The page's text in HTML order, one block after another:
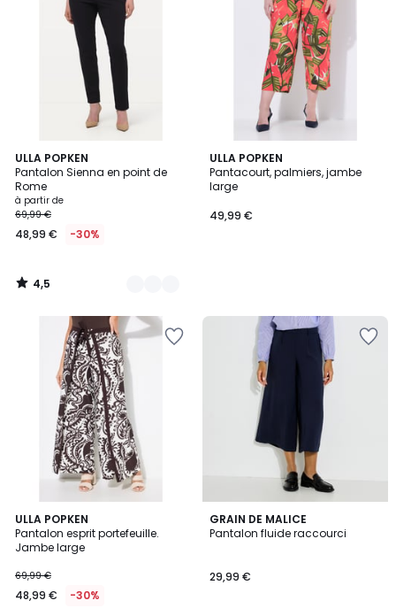
ULLA POPKEN
Pantalon Sienna en point de
Rome
à partir de
69,99 €
48,99 € -30%
4,5
/ 5
8
Couleurs
4,5
/
ULLA POPKEN
Pantacourt, palmiers, jambe
large
49,99 €
ULLA POPKEN
Pantalon esprit portefeuille.
Jambe large
69,99 €
48,99 € -30%
GRAIN DE MALICE
Pantalon fluide raccourci
29,99 €